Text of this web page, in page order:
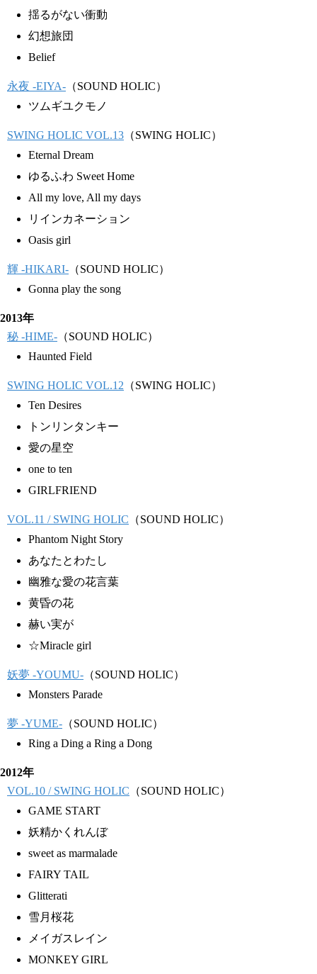
揺るがない衝動
幻想旅団
Belief
永夜 -EIYA- （SOUND HOLIC）
ツムギユクモノ
SWING HOLIC VOL.13 （SWING HOLIC）
Eternal Dream
ゆるふわ Sweet Home
All my love, All my days
リインカネーション
Oasis girl
輝 -HIKARI- （SOUND HOLIC）
Gonna play the song
2013年
秘 -HIME- （SOUND HOLIC）
Haunted Field
SWING HOLIC VOL.12 （SWING HOLIC）
Ten Desires
トンリンタンキー
愛の星空
one to ten
GIRLFRIEND
VOL.11 / SWING HOLIC （SOUND HOLIC）
Phantom Night Story
あなたとわたし
幽雅な愛の花言葉
黄昏の花
赫い実が
☆Miracle girl
妖夢 -YOUMU- （SOUND HOLIC）
Monsters Parade
夢 -YUME- （SOUND HOLIC）
Ring a Ding a Ring a Dong
2012年
VOL.10 / SWING HOLIC （SOUND HOLIC）
GAME START
妖精かくれんぼ
sweet as marmalade
FAIRY TAIL
Glitterati
雪月桜花
メイガスレイン
MONKEY GIRL